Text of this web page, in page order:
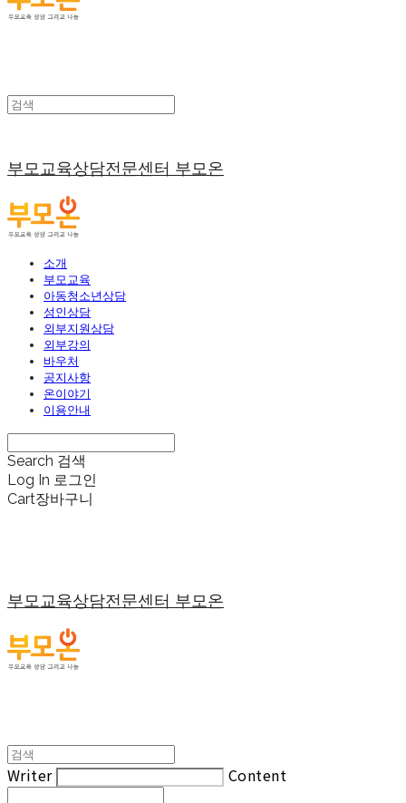
부모교육상담전문센터 부모온
소개
부모교육
아동청소년상담
성인상담
외부지원상담
외부강의
바우처
공지사항
온이야기
이용안내
Search 검색
Log In 로그인
Cart장바구니
부모교육상담전문센터 부모온
Writer Content